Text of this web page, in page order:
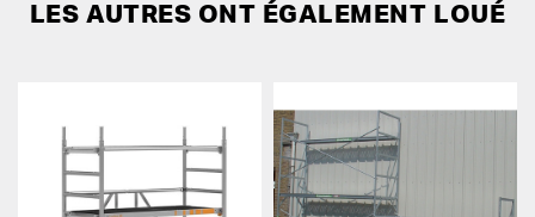
LES AUTRES ONT ÉGALEMENT LOUÉ